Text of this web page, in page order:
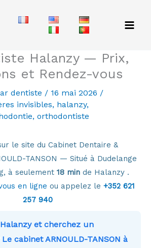
Halanzy — Prix,
et Rendez-vous
dentiste / 16 mai 2026 /
invisibles, halanzy,
, orthodontiste
le site du Cabinet Dentaire &
TANSON — Situé à Dudelange
à seulement 18 minde Halanzy .
en ligne ou appelez le +352 621
257 940
et cherchez un
cabinet ARNOULD-TANSON à